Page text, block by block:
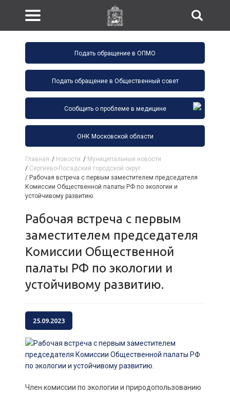
Подать обращение в ОПМО
Подать обращение в Общественный совет
Сообщить о проблеме в медицине
ОНК Московской области
Главная / Новости / Муниципальные новости
/ Сергиево-Посадский городской округ
/ Рабочая встреча с первым заместителем председателя
Комиссии Общественной палаты РФ по экологии и
устойчивому развитию.
Рабочая встреча с первым
заместителем председателя
Комиссии Общественной
палаты РФ по экологии и
устойчивому развитию.
25.09.2023
Член комиссии по экологии и природопользованию